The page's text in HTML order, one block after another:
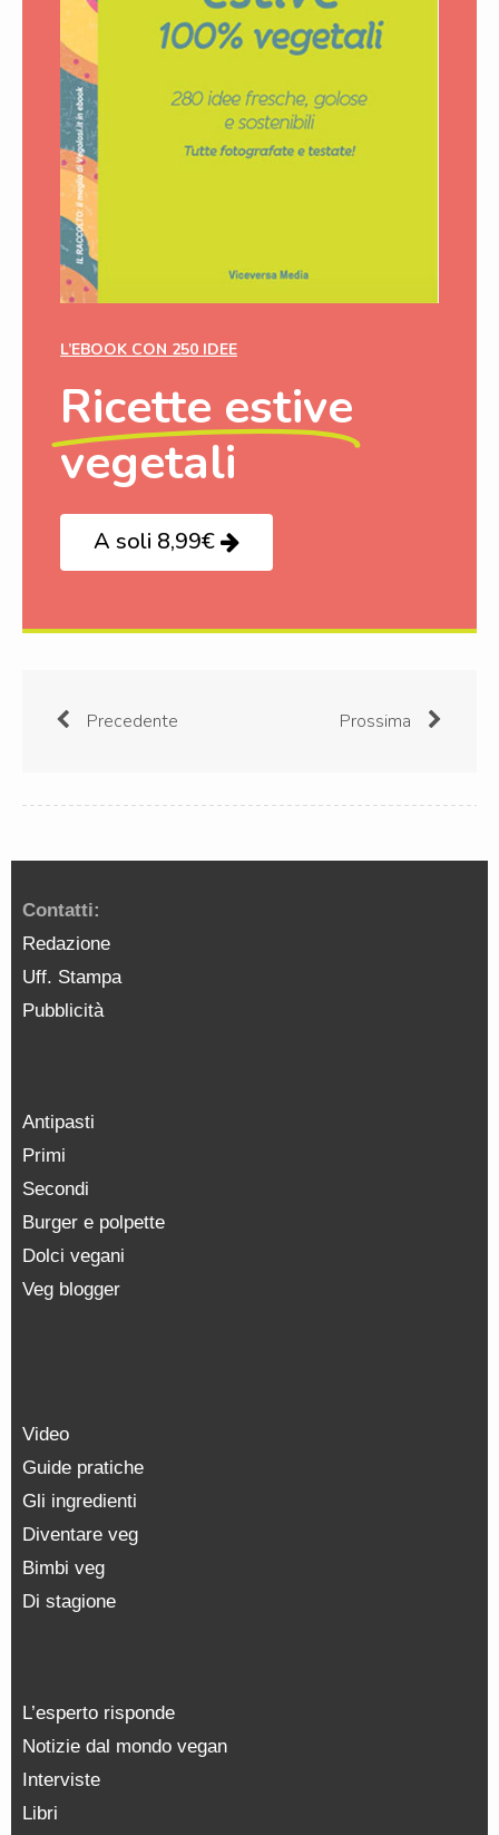
L’EBOOK CON 250 IDEE
Ricette estive
vegetali
A soli 8,99€
Precedente Prossima
Contatti:
Redazione
Uff. Stampa
Pubblicità
Antipasti
Primi
Secondi
Burger e polpette
Dolci vegani
Veg blogger
Video
Guide pratiche
Gli ingredienti
Diventare veg
Bimbi veg
Di stagione
L’esperto risponde
Notizie dal mondo vegan
Interviste
Libri